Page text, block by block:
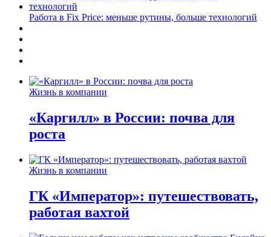
Работа в Fix Price: меньше рутины, больше технологий
Жизнь в компании
«Каргилл» в России: почва для
роста
Жизнь в компании
ГК «Император»: путешествовать,
работая вахтой